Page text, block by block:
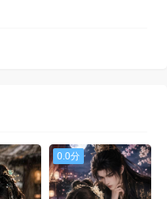
0.0分